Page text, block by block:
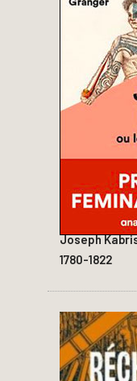
Joseph
1780-1822